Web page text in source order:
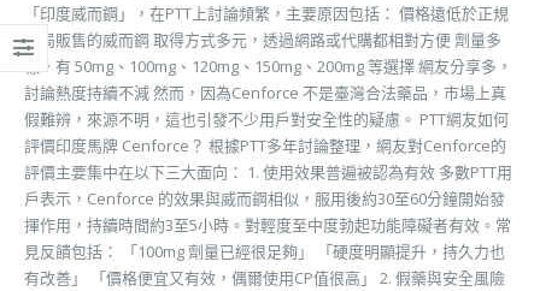
「印度威而鋼」，在PTT上討論頻繁，主要原因包括： 價格遠低於正規
藥局販售的威而鋼 取得方式多元，透過網路或代購都相對方便 劑量多
樣，有 50mg、100mg、120mg、150mg、200mg 等選擇 網友分享多，
討論熱度持續不減 然而，因為Cenforce 不是臺灣合法藥品，市場上真
假難辨，來源不明，這也引發不少用戶對安全性的疑慮。 PTT網友如何
評價印度馬牌 Cenforce？ 根據PTT多年討論整理，網友對Cenforce的
評價主要集中在以下三大面向： 1. 使用效果普遍被認為有效 多數PTT用
戶表示，Cenforce 的效果與威而鋼相似，服用後約30至60分鐘開始發
揮作用，持續時間約3至5小時。對輕度至中度勃起功能障礙者有效。常
見反饋包括： 「100mg 劑量已經很足夠」 「硬度明顯提升，持久力也
有改善」 「價格便宜又有效，偶爾使用CP值很高」 2. 假藥與安全風險